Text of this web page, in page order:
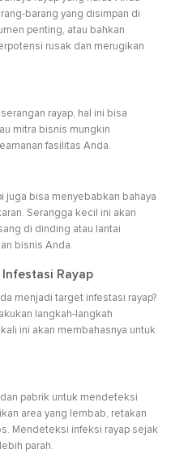
barang yang disimpan di
penting, atau bahkan
rusak dan merugikan
rayap, hal ini bisa
mitra bisnis mungkin
fasilitas Anda.
juga bisa menyebabkan bahaya
Serangga kecil ini akan
di dinding atau lantai
bisnis Anda.
Rayap
menjadi target infestasi rayap?
langkah-langkah
ini akan membahasnya untuk
pabrik untuk mendeteksi
area yang lembab, retakan
Mendeteksi infeksi rayap sejak
parah.